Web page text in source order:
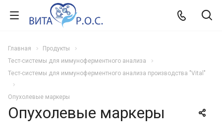
Главная
Продукты
Тест-системы для иммуноферментного анализа
Тест-системы для иммуноферментного анализа производства "Vital"
Опухолевые маркеры
Опухолевые маркеры